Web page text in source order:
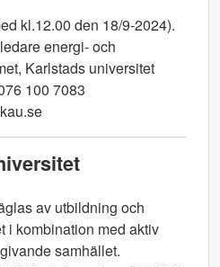
kl.12.00 den 18/9-2024).
energi- och
Karlstads universitet
100 7083
av utbildning och
i kombination med aktiv
samhället.